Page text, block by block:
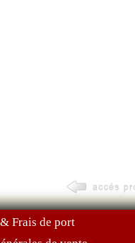
Frais de port